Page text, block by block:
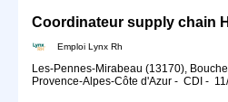
Coordinateur supply chain
Emploi Lynx Rh
Les-Pennes-Mirabeau (13170),
Provence-Alpes-Côte d'Azur - CDI -